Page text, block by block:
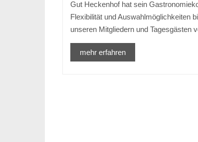
Gut Heckenhof hat sein
Flexibilität und Auswahlmöglichkeiten
unseren Mitgliedern und Tagesgästen
mehr erfahren